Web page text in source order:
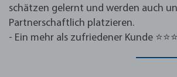
schätzen gelernt und werden auch
Partnerschaftlich platzieren.
- Ein mehr als zufriedener Kunde